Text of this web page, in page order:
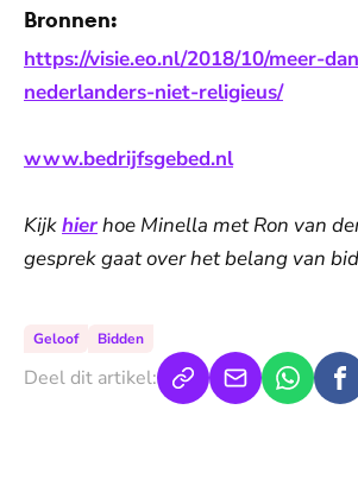
Bronnen:
https://visie.eo.nl/2018/10/meer-
nederlanders-niet-religieus/
www.bedrijfsgebed.nl
Kijkhierhoe Minella met Ron van
gesprek gaat over het belang van
Geloof Bidden
Deel dit artikel: